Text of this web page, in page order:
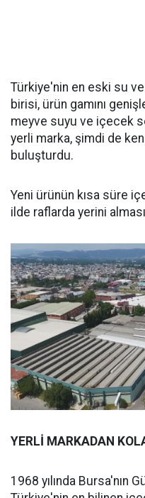
Türkiye'nin en eski su
birisi, ürün gamını
meyve suyu ve içecek
yerli marka, şimdi de
buluşturdu.
Yeni ürünün kısa süre
ilde raflarda yerini
YERLİ MARKADAN
1968 yılında Bursa'nın